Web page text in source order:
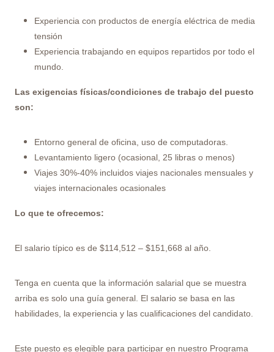
Experiencia con productos de energía eléctrica de media
tensión
Experiencia trabajando en equipos repartidos por todo el
mundo.
Las exigencias físicas/condiciones de trabajo del puesto
son:
Entorno general de oficina, uso de computadoras.
Levantamiento ligero (ocasional, 25 libras o menos)
Viajes 30%-40% incluidos viajes nacionales mensuales y
viajes internacionales ocasionales
Lo que te ofrecemos:
El salario típico es de $114,512 – $151,668 al año.
Tenga en cuenta que la información salarial que se muestra
arriba es solo una guía general. El salario se basa en las
habilidades, la experiencia y las cualificaciones del candidato.
Este puesto es elegible para participar en nuestro Programa